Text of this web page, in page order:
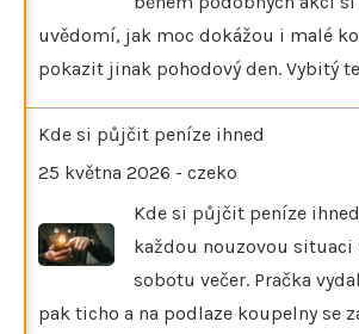
uvědomí, jak moc dokážou i malé
pokazit jinak pohodový den. Vybitý
Kde si půjčit peníze ihned
25 května 2026 - czeko
Kde si půjčit peníze
každou nouzovou situaci
sobotu večer. Pračka
pak ticho a na podlaze koupelny se